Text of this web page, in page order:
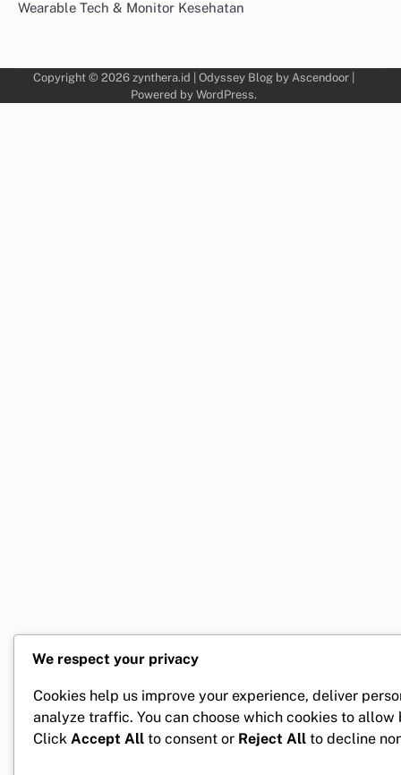
Wearable Tech & Monitor Kesehatan
Copyright © 2026 zynthera.id | Odyssey Blog by Ascendoor|
Powered by WordPress.
We respect your privacy
Cookies help us improve your experience, deliver
analyze traffic. You can choose which cookies to
Click Accept All to consent or Reject All to decline